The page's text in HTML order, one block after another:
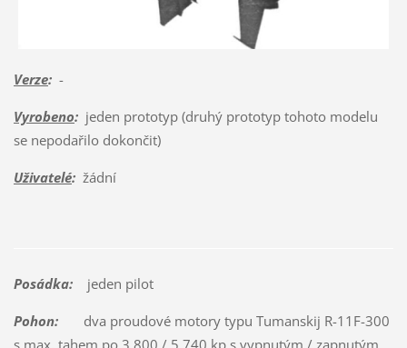
Verze:-
Vyrobeno:jeden prototyp (druhý prototyp tohoto modelu
se nepodařilo dokončit)
Uživatelé:žádní
Posádka:jeden pilot
Pohon:dva proudové motory typu Tumanskij R-11F-300
s max. tahem po 3 800 / 5 740 kp s vypnutým / zapnutým